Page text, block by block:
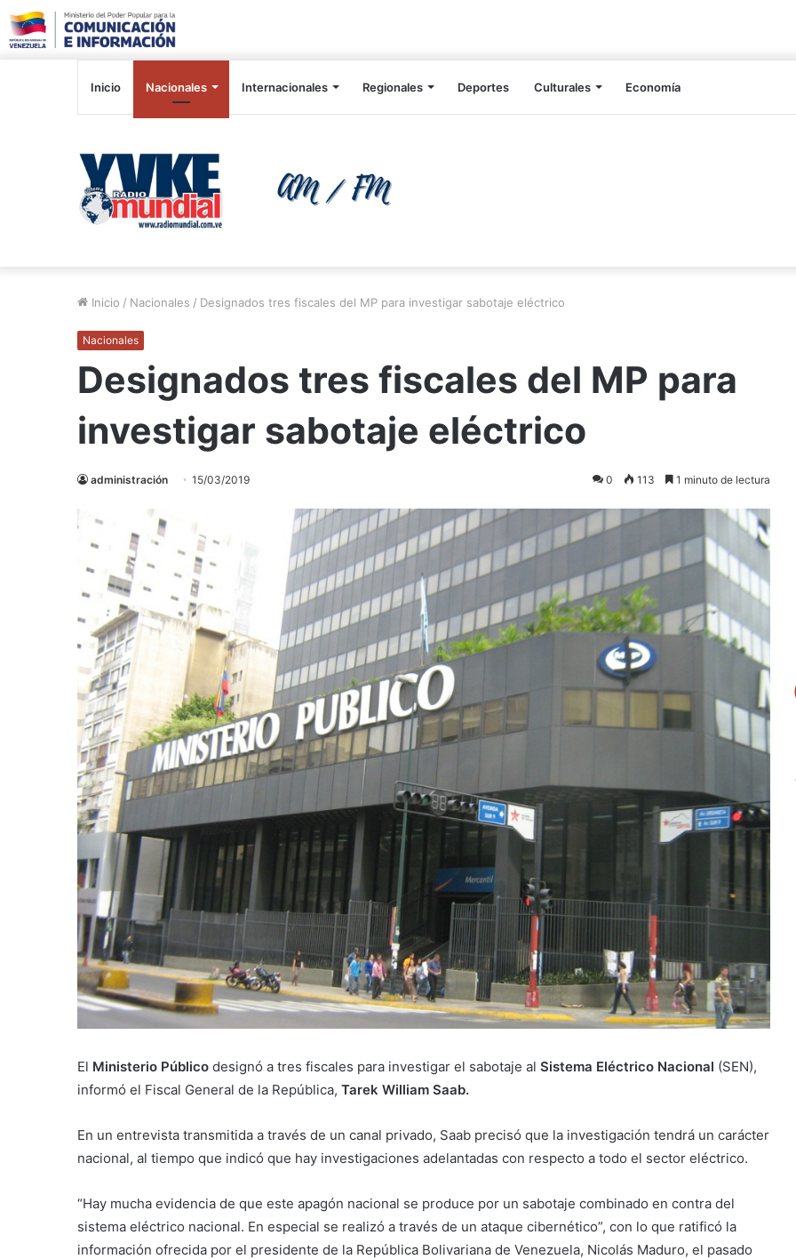
Inicio Nacionales Internacionales Regionales Deportes Culturales Economía
Inicio / Nacionales / Designados tres fiscales del MP para investigar sabotaje eléctrico
Nacionales
Designados tres fiscales del MP para
investigar sabotaje eléctrico
administración 15/03/2019 0 113 1 minuto de lectura
El Ministerio Público designó a tres fiscales para investigar el sabotaje al Sistema Eléctrico Nacional (SEN),
informó el Fiscal General de la República, Tarek William Saab.
En un entrevista transmitida a través de un canal privado, Saab precisó que la investigación tendrá un carácter
nacional, al tiempo que indicó que hay investigaciones adelantadas con respecto a todo el sector eléctrico.
“Hay mucha evidencia de que este apagón nacional se produce por un sabotaje combinado en contra del
sistema eléctrico nacional. En especial se realizó a través de un ataque cibernético”, con lo que ratificó la
información ofrecida por el presidente de la República Bolivariana de Venezuela, Nicolás Maduro, el pasado